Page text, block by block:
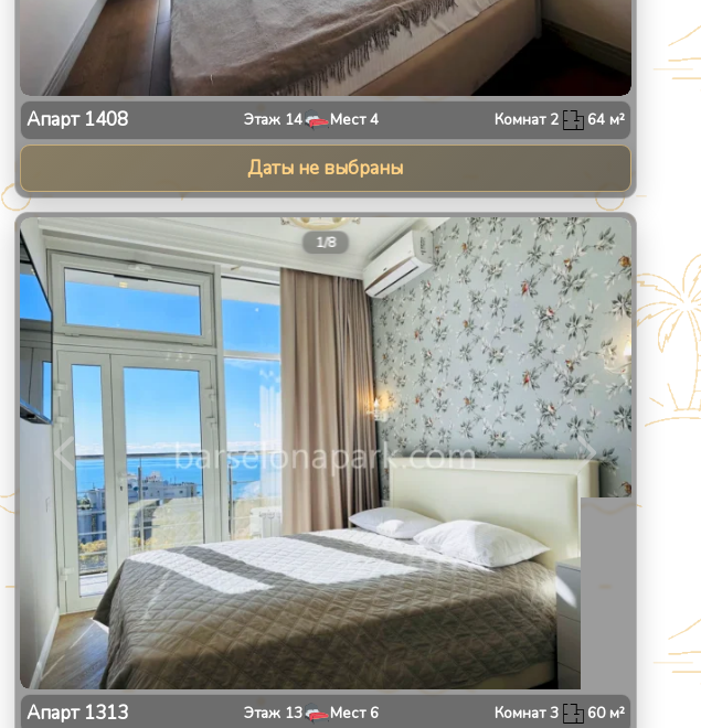
Апарт 1408 Этаж 14 Мест4 Комнат 2 64м²
Даты не выбраны
1/8
Апарт 1313 Этаж 13 Мест 6 Комнат3 60м²